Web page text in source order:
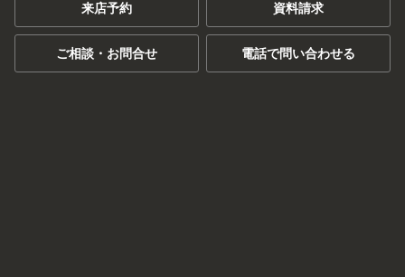
来店予約 資料請求
ご相談・お問合せ 電話で問い合わせる